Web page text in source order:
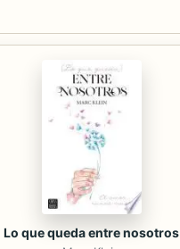
Lo que queda entre nosotros